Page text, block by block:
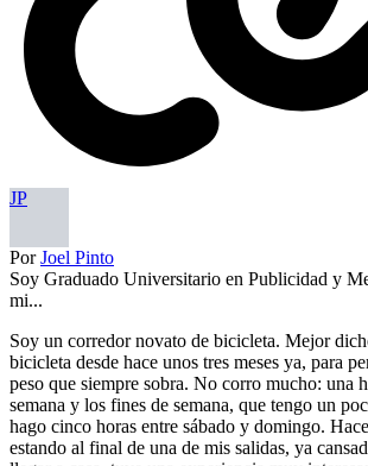
JP
PorJoel Pinto
Soy Graduado Universitario en Publicidad y
mi...
Soy un corredor novato de bicicleta. Mejor
bicicleta desde hace unos tres meses ya, para
peso que siempre sobra. No corro mucho: una
semana y los fines de semana, que tengo un
hago cinco horas entre sábado y domingo.
estando al final de una de mis salidas, ya